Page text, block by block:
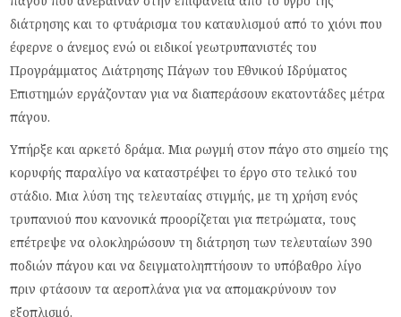
διάτρησης και το φτυάρισμα του καταυλισμού από το χιόνι που
έφερνε ο άνεμος ενώ οι ειδικοί γεωτρυπανιστές του
Προγράμματος Διάτρησης Πάγων του Εθνικού Ιδρύματος
Επιστημών εργάζονταν για να διαπεράσουν εκατοντάδες μέτρα
πάγου.
Υπήρξε και αρκετό δράμα. Μια ρωγμή στον πάγο στο σημείο της
κορυφής παραλίγο να καταστρέψει το έργο στο τελικό του
στάδιο. Μια λύση της τελευταίας στιγμής, με τη χρήση ενός
τρυπανιού που κανονικά προορίζεται για πετρώματα, τους
επέτρεψε να ολοκληρώσουν τη διάτρηση των τελευταίων 390
ποδιών πάγου και να δειγματοληπτήσουν το υπόβαθρο λίγο
πριν φτάσουν τα αεροπλάνα για να απομακρύνουν τον
εξοπλισμό.